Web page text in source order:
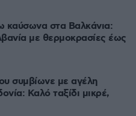
καύσωνα στα Βαλκάνια:
με θερμοκρασίες έως
συμβίωνε με αγέλη
Καλό ταξίδι μικρέ,